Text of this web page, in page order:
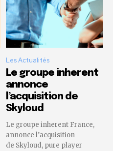
Les Actualités
Le groupe inherent
annonce
l’acquisition de
Skyloud
Le groupe inherent France,
annonce l’acquisition
de Skyloud, pure player